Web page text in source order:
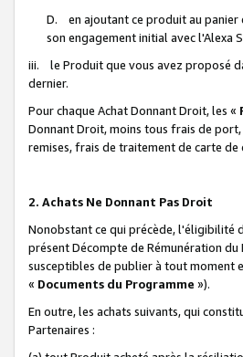
D. en ajoutant ce produit au panier
son engagement initial avec l'Alexa
iii. le Produit que vous avez proposé
dernier.
Pour chaque Achat Donnant Droit, les «
Donnant Droit, moins tous frais de
remises, frais de traitement de carte
2. Achats Ne Donnant Pas Droit
Nonobstant ce qui précède, l'éligibilité
présent Décompte de Rémunération
susceptibles de publier à tout moment
« Documents du Programme »).
En outre, les achats suivants, qui
Partenaires :